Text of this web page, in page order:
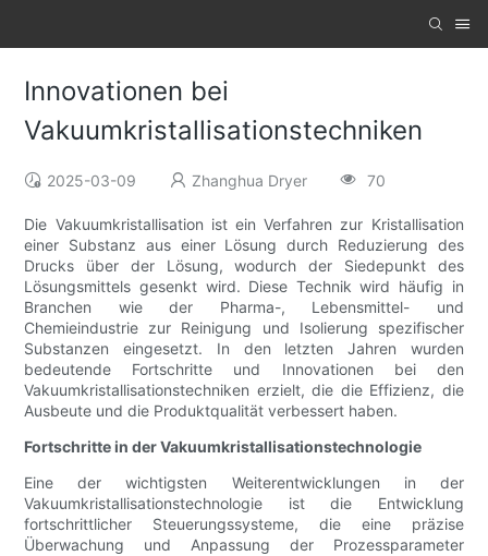
Innovationen bei
Vakuumkristallisationstechniken
2025-03-09 Zhanghua Dryer 70
Die Vakuumkristallisation ist ein Verfahren zur Kristallisation
einer Substanz aus einer Lösung durch Reduzierung des
Drucks über der Lösung, wodurch der Siedepunkt des
Lösungsmittels gesenkt wird. Diese Technik wird häufig in
Branchen wie der Pharma-, Lebensmittel- und
Chemieindustrie zur Reinigung und Isolierung spezifischer
Substanzen eingesetzt. In den letzten Jahren wurden
bedeutende Fortschritte und Innovationen bei den
Vakuumkristallisationstechniken erzielt, die die Effizienz, die
Ausbeute und die Produktqualität verbessert haben.
Fortschritte in der Vakuumkristallisationstechnologie
Eine der wichtigsten Weiterentwicklungen in der
Vakuumkristallisationstechnologie ist die Entwicklung
fortschrittlicher Steuerungssysteme, die eine präzise
Überwachung und Anpassung der Prozessparameter